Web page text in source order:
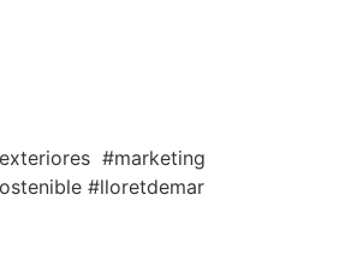
#marketing
#lloretdemar